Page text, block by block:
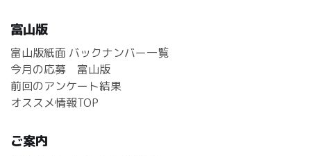
富山版
富山版紙面 バックナンバー一覧
今月の応募 富山版
前回のアンケート結果
オススメ情報TOP
ご案内